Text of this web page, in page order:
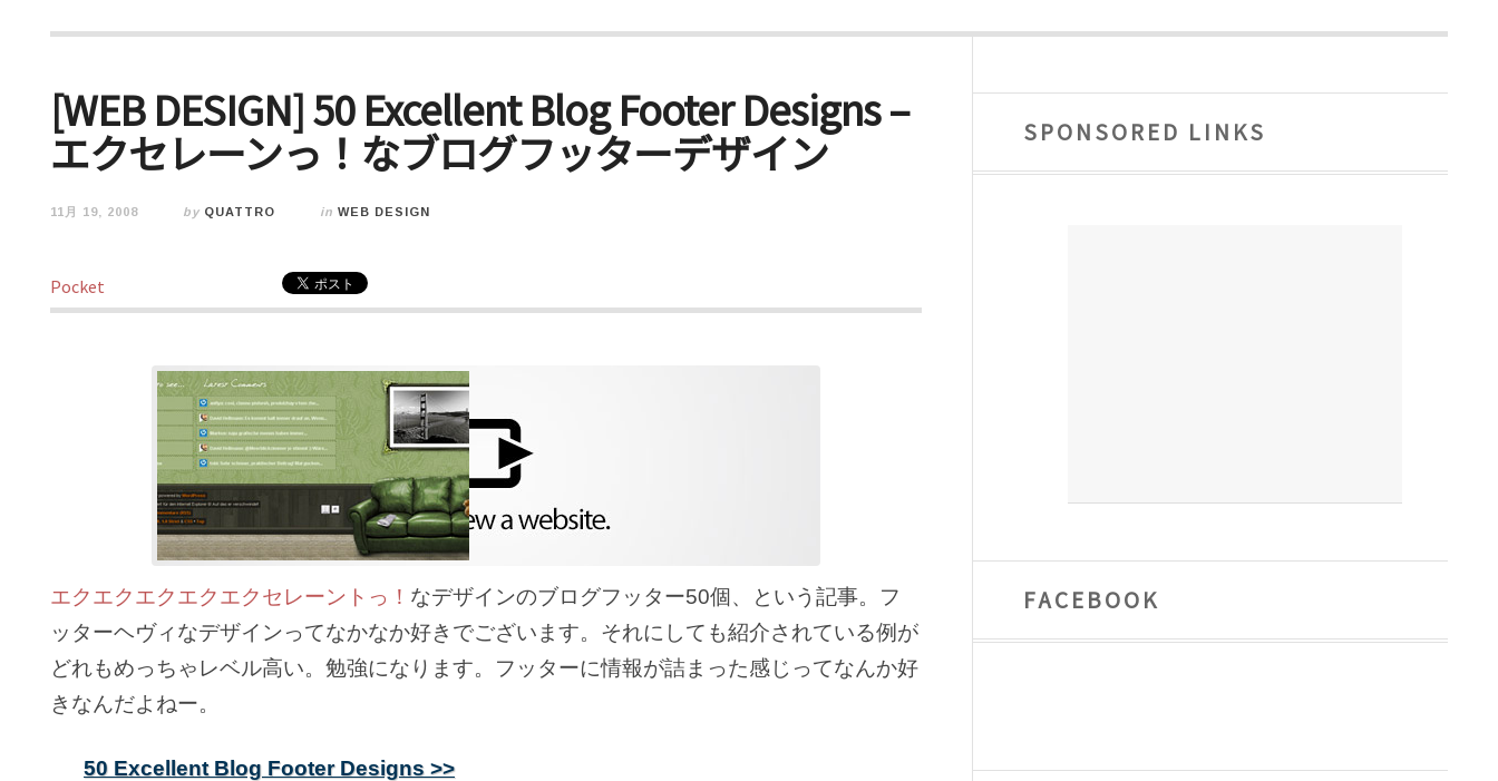
[WEB DESIGN] 50 Excellent Blog Footer Designs –
エクセレーンっ！なブログフッターデザイン
11月 19, 2008 by QUATTRO in WEB DESIGN
Pocket
エクエクエクエクエクセレーントっ！ なデザインのブログフッター50個、という記事。フ
ッターヘヴィなデザインってなかなか好きでございます。それにしても紹介されている例が
どれもめっちゃレベル高い。勉強になります。フッターに情報が詰まった感じってなんか好
きなんだよねー。
50 Excellent Blog Footer Designs >>
SPONSORED LINKS
FACEBOOK